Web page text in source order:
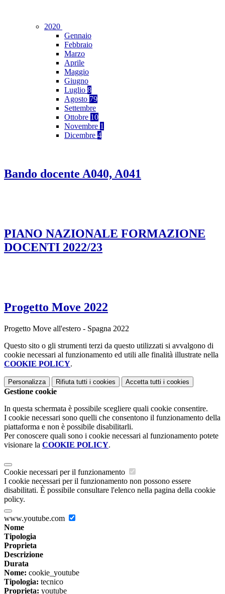
2020
Gennaio
Febbraio
Marzo
Aprile
Maggio
Giugno
Luglio 8
Agosto 79
Settembre
Ottobre 10
Novembre 1
Dicembre 4
Bando docente A040, A041
PIANO NAZIONALE FORMAZIONE
DOCENTI 2022/23
Progetto Move 2022
Progetto Move all'estero - Spagna 2022
Questo sito o gli strumenti terzi da questo utilizzati si avvalgono di
cookie necessari al funzionamento ed utili alle finalità illustrate nella
COOKIE POLICY.
Personalizza Rifiuta tutti i cookies Accetta tutti i cookies
Gestione cookie
In questa schermata è possibile scegliere quali cookie consentire.
I cookie necessari sono quelli che consentono il funzionamento della
piattaforma e non è possibile disabilitarli.
Per conoscere quali sono i cookie necessari al funzionamento potete
visionare la COOKIE POLICY.
Cookie necessari per il funzionamento
I cookie necessari per il funzionamento non possono essere
disabilitati. È possibile consultare l'elenco nella pagina della cookie
policy.
www.youtube.com
Nome
Tipologia
Proprieta
Descrizione
Durata
Nome: cookie_youtube
Tipologia: tecnico
Proprieta: youtube